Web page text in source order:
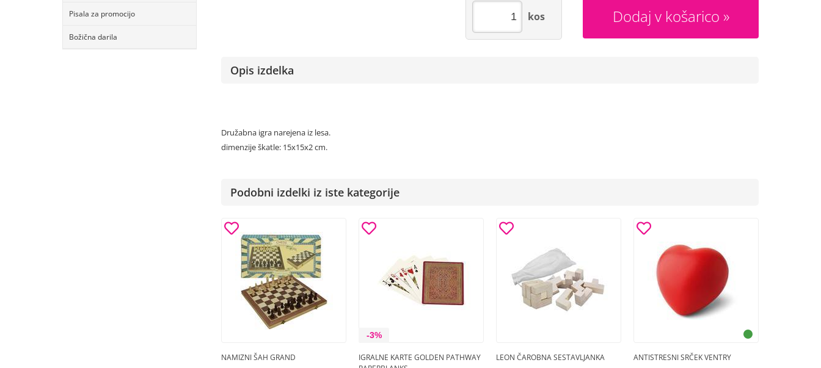
Pisala za promocijo
Božična darila
Dodaj v košarico
kos
Opis izdelka
Družabna igra narejena iz lesa.
dimenzije škatle: 15x15x2 cm.
Podobni izdelki iz iste kategorije
NAMIZNI ŠAH GRAND
-3%
IGRALNE KARTE GOLDEN PATHWAY
LEON ČAROBNA SESTAVLJANKA ANTISTRESNI SRČEK VENTRY